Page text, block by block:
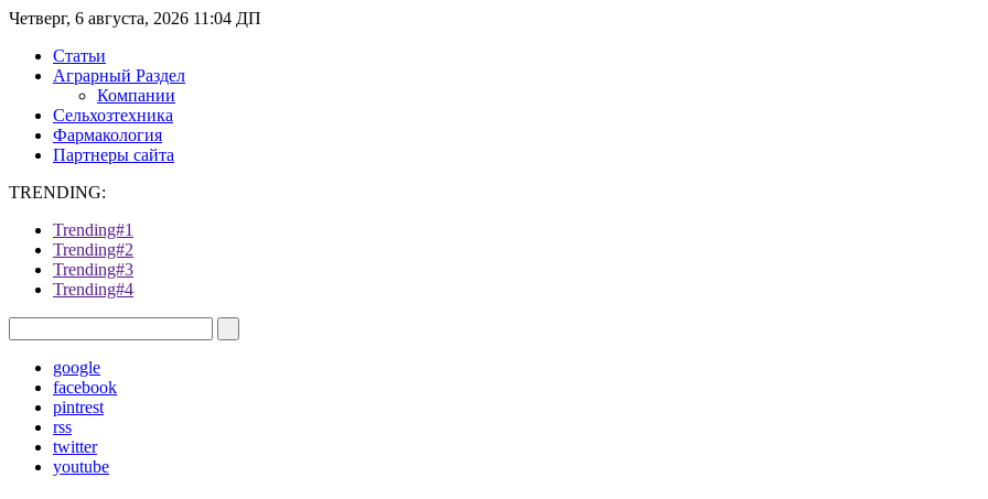
Четверг, 6 августа, 2026 11:04 ДП
Статьи
Аграрный Раздел
Компании
Сельхозтехника
Фармакология
Партнеры сайта
TRENDING:
Trending#1
Trending#2
Trending#3
Trending#4
google
facebook
pintrest
rss
twitter
youtube